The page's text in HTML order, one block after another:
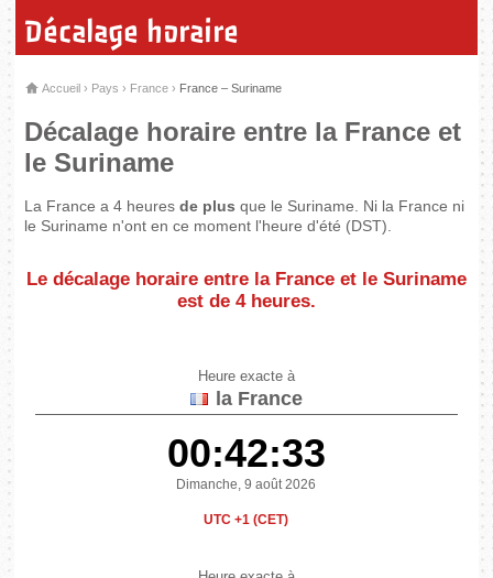
Décalage horaire
Accueil › Pays › France › France – Suriname
Décalage horaire entre la France et
le Suriname
La France a 4 heuresde plus que le Suriname. Ni la France ni
le Suriname n'ont en ce moment l'heure d'été (DST).
Le décalage horaire entre la France et le Suriname
est de 4 heures.
Heure exacte à
la France
00:42:33
Dimanche, 9 août 2026
UTC +1 (CET)